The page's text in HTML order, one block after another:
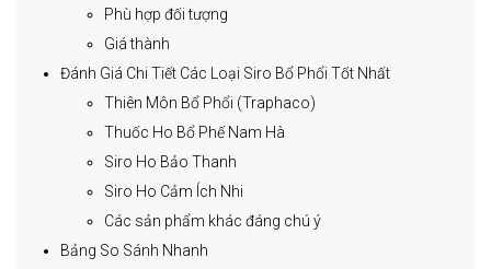
Phù hợp đối tượng
Giá thành
Đánh Giá Chi Tiết Các Loại Siro Bổ Phổi Tốt Nhất
Thiên Môn Bổ Phổi (Traphaco)
Thuốc Ho Bổ Phế Nam Hà
Siro Ho Bảo Thanh
Siro Ho Cảm Ích Nhi
Các sản phẩm khác đáng chú ý
Bảng So Sánh Nhanh